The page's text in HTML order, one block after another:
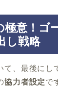
極意！ゴ
し戦略
て、最後にし
協力者設定で